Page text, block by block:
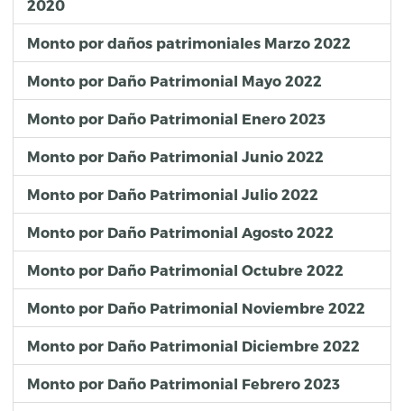
2020
Monto por daños patrimoniales Marzo 2022
Monto por Daño Patrimonial Mayo 2022
Monto por Daño Patrimonial Enero 2023
Monto por Daño Patrimonial Junio 2022
Monto por Daño Patrimonial Julio 2022
Monto por Daño Patrimonial Agosto 2022
Monto por Daño Patrimonial Octubre 2022
Monto por Daño Patrimonial Noviembre 2022
Monto por Daño Patrimonial Diciembre 2022
Monto por Daño Patrimonial Febrero 2023